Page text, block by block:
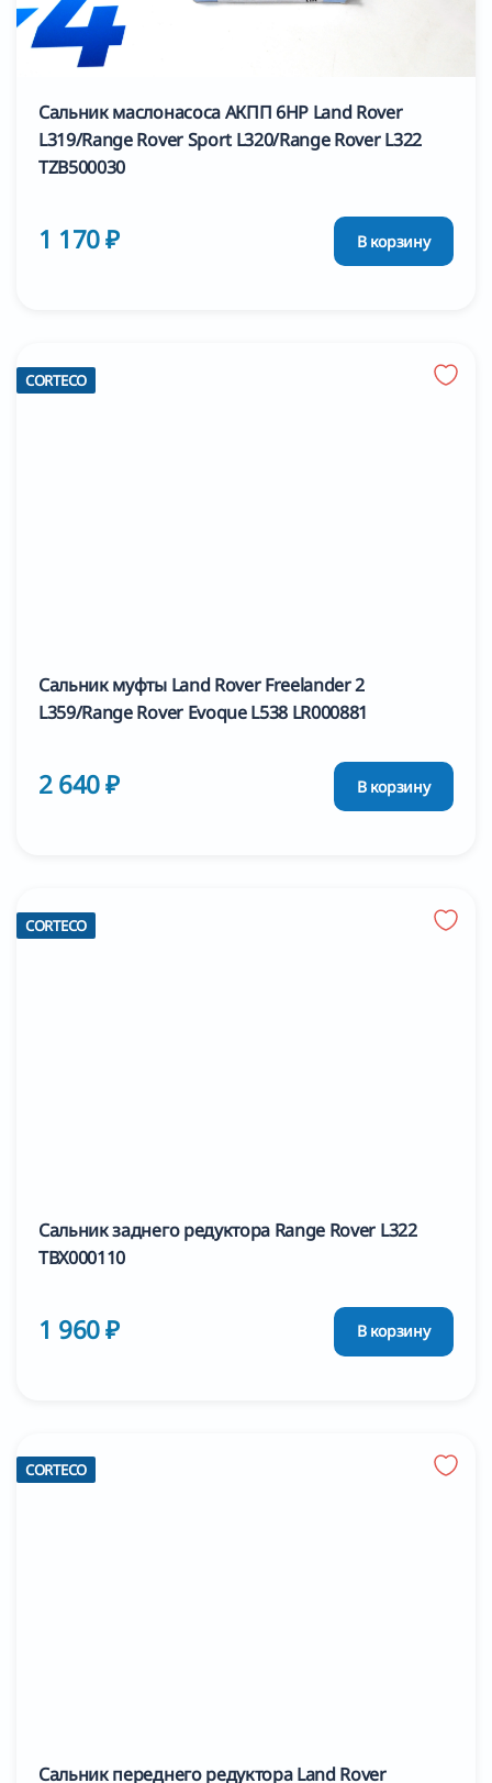
Сальник маслонасоса АКПП 6HP Land Rover
L319/Range Rover Sport L320/Range Rover L322
TZB500030
1 170 ₽ В корзину
CORTECO
Сальник муфты Land Rover Freelander 2
L359/Range Rover Evoque L538 LR000881
2 640 ₽ В корзину
CORTECO
Сальник заднего редуктора Range Rover L322
TBX000110
1 960 ₽ В корзину
CORTECO
Сальник переднего редуктора Land Rover